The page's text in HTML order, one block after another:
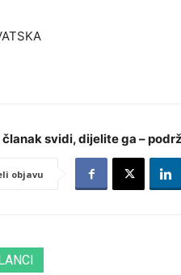
članak svidi, dijelite ga –
objavu